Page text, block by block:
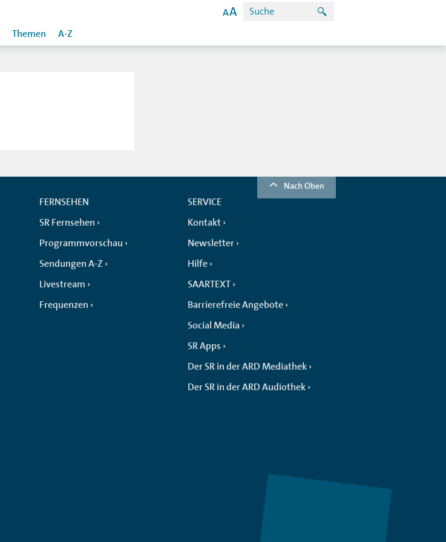
Themen A-Z
Nach Oben
FERNSEHEN
SR Fernsehen
Programmvorschau
Sendungen A-Z
Livestream
Frequenzen
SERVICE
Kontakt
Newsletter
Hilfe
SAARTEXT
Barrierefreie Angebote
Social Media
SR Apps
Der SR in der ARD Mediathek
Der SR in der ARD Audiothek